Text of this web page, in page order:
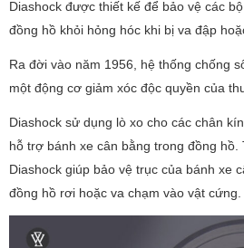
Diashock được thiết kế để bảo vệ các
đồng hồ khỏi hỏng hóc khi bị va đập
Ra đời vào năm 1956, hệ thống chống
một động cơ giảm xóc độc quyền của
Diashock sử dụng lò xo cho các chân
hỗ trợ bánh xe cân bằng trong đồng hồ.
Diashock giúp bảo vệ trục của bánh xe
đồng hồ rơi hoặc va chạm vào vật cứng.